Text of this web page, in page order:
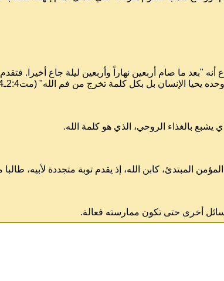
"بعد ما صام أربعين نهاراً وأربعين ليلة جاع أخيرا.
يحيا الإنسان بل بكل كلمة تخرج من فم الله" (مت2:4ـ4).
يشبع بالغذاء الروحي، الذي هو كلمة الله.
المبتدئ، كابن الله، إذ يقدم توبة متجددة لأبيه،
أخرى حتى تكون ممارسته فعالة.